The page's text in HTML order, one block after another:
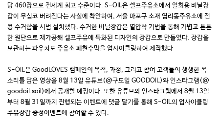
당 460장으로 전세계 최고 수준이다. S-OIL은 셀프주유소에서 일회용 비닐장
갑이 무심코 버려진다는 사실에 착안하여, 서울 마포구 소재 염리동주유소에 전
용 수거함을 시범 설치했다. 수거한 비닐장갑은 열압착 기법을 통해 가볍고 튼튼
한 원단으로 재가공해 셀프주유에 특화된 디자인의 장갑으로 만들었다. 장갑을
보관하는 파우치도 주유소 폐현수막을 업사이클링하여 제작했다.
S-OIL은 GoodLOVES 캠페인의 목적, 과정, 그리고 참여 고객들의 생생한 목
소리를 담은 영상을 8월 13일 유튜브(@구도일 GOODOIL)와 인스타그램(@
goodoil.soil)에서 공개할 예정이다. 또한 유튜브와 인스타그램에서 8월 13일
부터 8월 31일까지 진행되는 이벤트에 댓글 달기를 통해 S-OIL의 업사이클링
주유장갑 증정이벤트에 참여할 수 있다.